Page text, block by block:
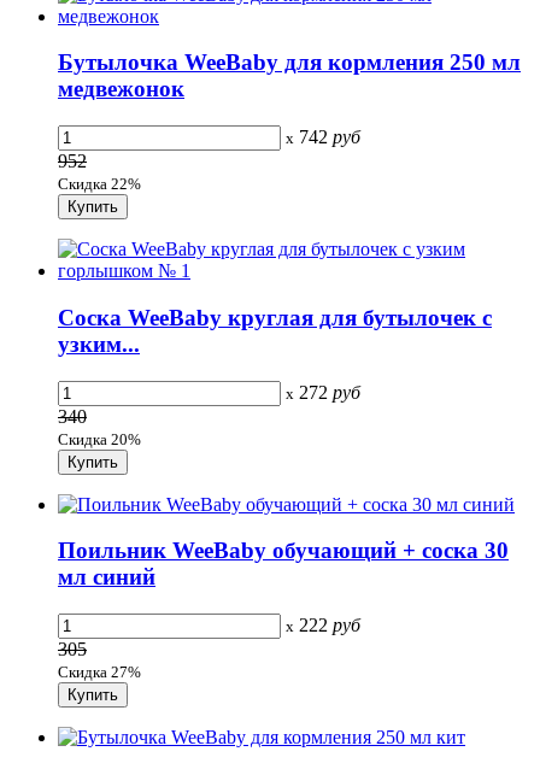
Бутылочка WeeBaby для кормления 250 мл
медвежонок
x 742 руб
952
Скидка 22%
Соска WeeBaby круглая для бутылочек с
узким...
x 272 руб
340
Скидка 20%
Поильник WeeBaby обучающий + соска 30
мл синий
x 222 руб
305
Скидка 27%